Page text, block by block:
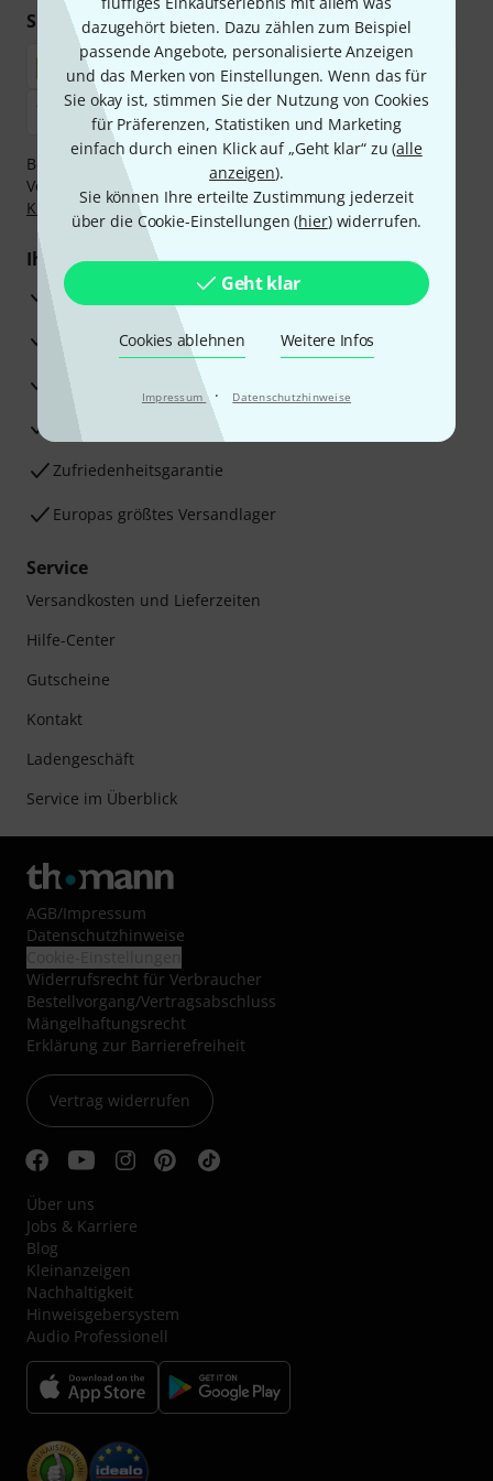
dazugehört bieten. Dazu zählen zum Beispiel
passende Angebote, personalisierte Anzeigen
und das Merken von Einstellungen. Wenn das für
Sie okay ist, stimmen Sie der Nutzung von Cookies
für Präferenzen, Statistiken und Marketing
einfach durch einen Klick auf „Geht klar“ zu (alle
anzeigen).
Sie können Ihre erteilte Zustimmung jederzeit
über die Cookie-Einstellungen (hier) widerrufen.
Geht klar
Cookies ablehnen Weitere Infos
Impressum · Datenschutzhinweise
Sicher einkaufen & bezahlen
Bezahlen Sie vertraulich und sicher per Nachnahme,
Vorkasse, PayPal, Amazon Pay,Klarna Sofort bezahlen
Klarna Ratenzahlungoder Kreditkarte.
Ihre Vorteile
3 Jahre Thomann Garantie
30 Tage Money-Back-Garantie
Beratung durch Fachexperten
Zufriedenheitsgarantie
Europas größtes Versandlager
Service
Versandkosten und Lieferzeiten
Hilfe-Center
Gutscheine
Kontakt
Ladengeschäft
Service im Überblick
AGB/Impressum
Datenschutzhinweise
Widerrufsrecht für Verbraucher
Bestellvorgang/Vertragsabschluss
Mängelhaftungsrecht
Erklärung zur Barrierefreiheit
Vertrag widerrufen
Über uns
Jobs & Karriere
Blog
Kleinanzeigen
Nachhaltigkeit
Hinweisgebersystem
Audio Professionell